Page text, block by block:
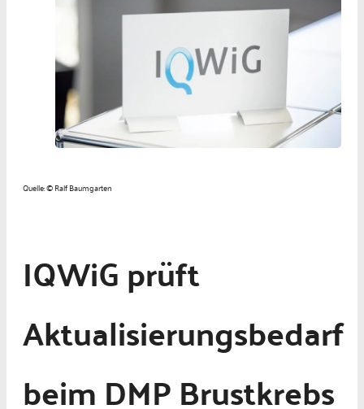
Quelle: © Ralf Baumgarten
IQWiG prüft
Aktualisierungsbedarf
beim DMP Brustkrebs